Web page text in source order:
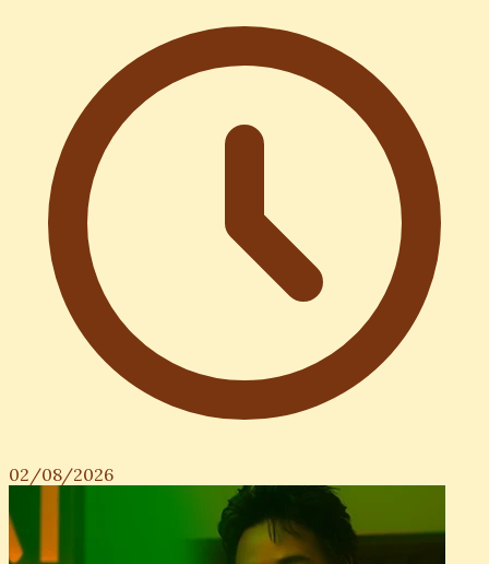
Hướng dẫn cách chơi zozo (yoyo) cơ bản cho người
mới bắt đầu